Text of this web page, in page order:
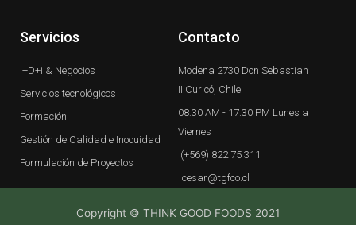
Servicios
I+D+i & Negocios
Servicios tecnológicos
Formación
Gestión de Calidad e Inocuidad
Formulación de Proyectos
Contacto
Modena 2730 Don Sebastian
II Curicó, Chile.
08:30 AM - 17.30 PM Lunes a
Viernes
(+569) 822 75 311
cesar@tgfco.cl
Copyright © THINK GOOD FOODS 2021